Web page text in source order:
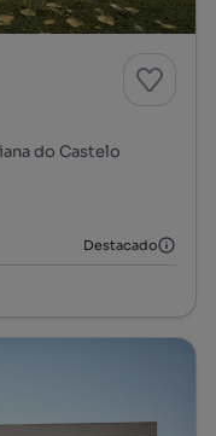
do Castelo
Destacado